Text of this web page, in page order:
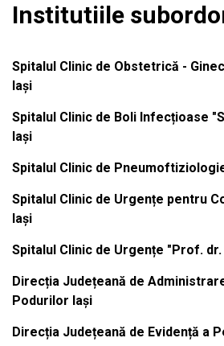
Institutiile
Spitalul Clinic de Obstetrică -
Iași
Spitalul Clinic de Boli Infecțioase
Iași
Spitalul Clinic de
Spitalul Clinic de Urgențe pentru
Iași
Spitalul Clinic de Urgențe "Prof.
Direcția Județeană de
Podurilor Iași
Direcția Județeană de Evidență a